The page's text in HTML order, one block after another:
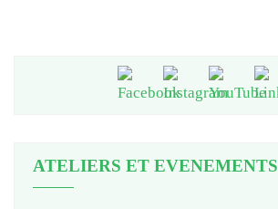
ATELIERS ET EVENEMENTS